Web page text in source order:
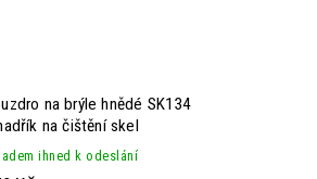
na brýle hnědé SK134
na čištění skel
ihned k odeslání